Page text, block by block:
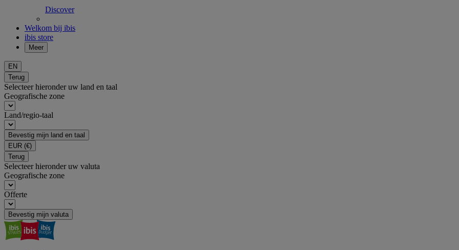
Discover
Welkom bij ibis
ibis store
Meer
EN
Terug
Selecteer hieronder uw land en taal
Geografische zone
Land/regio-taal
Bevestig mijn land en taal
EUR (€)
Terug
Selecteer hieronder uw valuta
Geografische zone
Offerte
Bevestig mijn valuta